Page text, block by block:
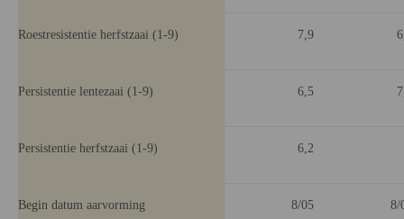
Roestresistentie herfstzaai (1-9) 7,9
Persistentie lentezaai (1-9) 6,5
Persistentie herfstzaai (1-9) 6,2
Begin datum aarvorming 8/05 8/